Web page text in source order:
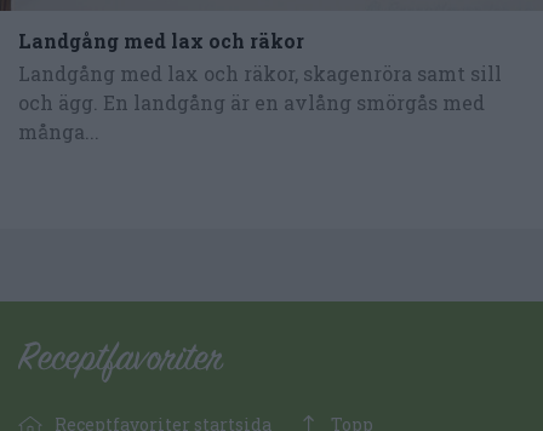
Landgång med lax och räkor
Landgång med lax och räkor, skagenröra samt sill
och ägg. En landgång är en avlång smörgås med
många...
Receptfavoriter startsida Topp